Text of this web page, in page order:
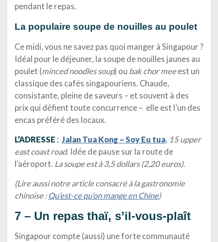
pendant le repas.
La populaire soupe de nouilles au poulet
Ce midi, vous ne savez pas quoi manger à Singapour ?
Idéal pour le déjeuner, la soupe de nouilles jaunes au
poulet (minced noodles soup) ou bak chormeeest un
classique des cafés singapouriens. Chaude,
consistante, pleine de saveurs – et souvent à des
prix qui défient toute concurrence – elle est l’un des
encas préféré des locaux.
L’ADRESSE : Jalan Tua Kong – Soy Eu tua, 15 upper
east coast road. Idée de pause sur la route de
l’aéroport. La soupe est à 3,5 dollars (2,20 euros).
(Lire aussi notre article consacré à la gastronomie
chinoise : Qu’est-ce qu’on mange en Chine)
7 – Un repas thaï, s’il-vous-plaît
Singapour compte (aussi) une forte communauté